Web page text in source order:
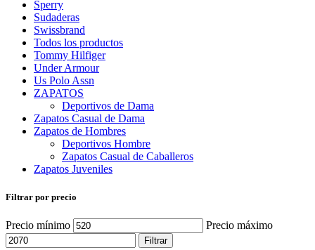
Sperry
Sudaderas
Swissbrand
Todos los productos
Tommy Hilfiger
Under Armour
Us Polo Assn
ZAPATOS
Deportivos de Dama
Zapatos Casual de Dama
Zapatos de Hombres
Deportivos Hombre
Zapatos Casual de Caballeros
Zapatos Juveniles
Filtrar por precio
Precio mínimo Precio máximo
Filtrar